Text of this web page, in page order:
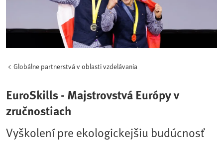
Globálne partnerstvá v oblasti vzdelávania
EuroSkills - Majstrovstvá Európy v
zručnostiach
Vyškolení pre ekologickejšiu budúcnosť